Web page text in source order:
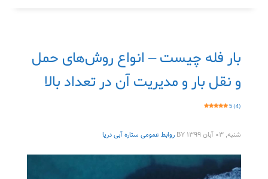
بار فله چیست – انواع روش‌های حمل
و نقل بار و مدیریت آن در تعداد بالا
5 (4)
شنبه, ۰۳ آبان ۱۳۹۹ BY روابط عمومی ستاره آبی دریا